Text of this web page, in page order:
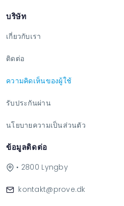
บริษัท
เกี่ยวกับเรา
ติดต่อ
ความคิดเห็นของผู้ใช้
รับประกันผ่าน
นโยบายความเป็นส่วนตัว
ข้อมูลติดต่อ
• 2800 Lyngby
kontakt@prove.dk